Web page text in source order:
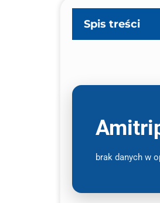
Spis treści
brak danych w